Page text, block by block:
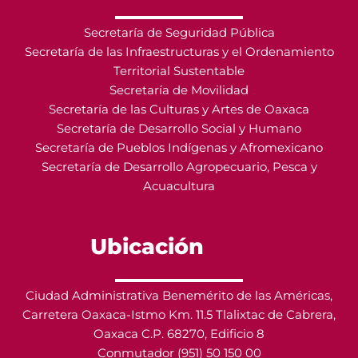
Secretaría de Seguridad Pública
Secretaría de las Infraestructuras y el Ordenamiento
Territorial Sustentable
Secretaría de Movilidad
Secretaría de las Culturas y Artes de Oaxaca
Secretaría de Desarrollo Social y Humano
Secretaría de Pueblos Indígenas y Afromexicano
Secretaría de Desarrollo Agropecuario, Pesca y
Acuacultura
Ubicación
Ciudad Administrativa Benemérito de las Américas,
Carretera Oaxaca-Istmo Km. 11.5 Tlalixtac de Cabrera,
Oaxaca C.P. 68270, Edificio 8
Conmutador (951) 50 150 00